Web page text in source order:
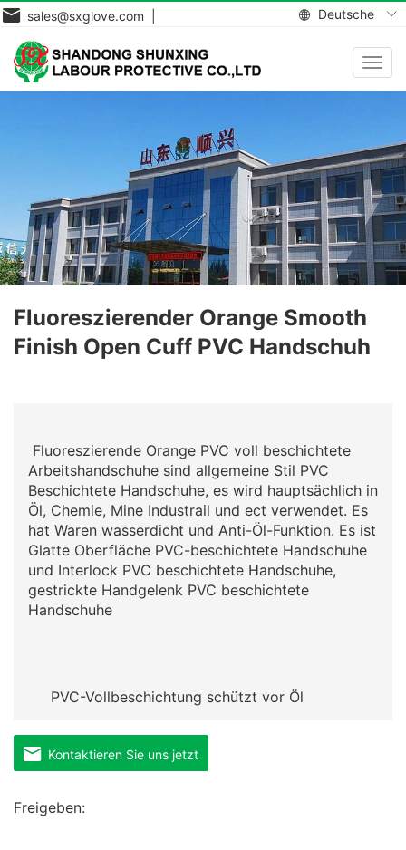
Deutsche
sales@sxglove.com |
Fluoreszierender Orange Smooth
Finish Open Cuff PVC Handschuh
Fluoreszierende Orange PVC voll beschichtete
Arbeitshandschuhe sind allgemeine Stil PVC
Beschichtete Handschuhe, es wird hauptsächlich in
Öl, Chemie, Mine Industrail und ect verwendet. Es
hat Waren wasserdicht und Anti-Öl-Funktion. Es ist
Glatte Oberfläche PVC-beschichtete Handschuhe
und Interlock PVC beschichtete Handschuhe,
gestrickte Handgelenk PVC beschichtete
Handschuhe
PVC-Vollbeschichtung schützt vor Öl
Kontaktieren Sie uns jetzt
Freigeben: